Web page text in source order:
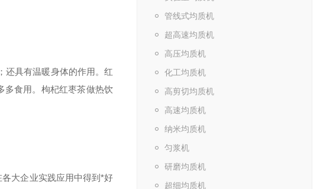
管线式均质机
超高速均质机
高压均质机
化工均质机
高剪切均质机
高速均质机
纳米均质机
匀浆机
研磨均质机
超细均质机
还具有温暖身体的作用。红
多食用。枸杞红枣茶做热饮
大企业实践应用中得到*好